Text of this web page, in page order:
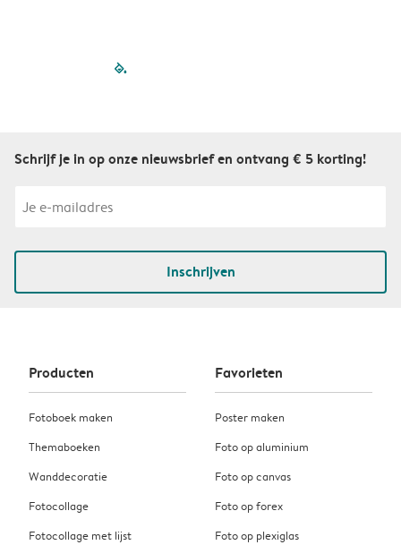
filled-pagination
Schrijf je in op onze nieuwsbrief en ontvang € 5 korting!
Inschrijven
Producten
Fotoboek maken
Themaboeken
Wanddecoratie
Fotocollage
Fotocollage met lijst
Favorieten
Poster maken
Foto op aluminium
Foto op canvas
Foto op forex
Foto op plexiglas